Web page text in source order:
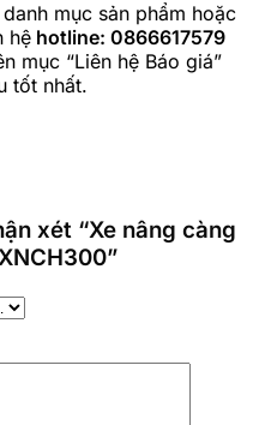
mục sản phẩm hoặc
hệ hotline: 0866617579
mục “Liên hệ Báo giá”
tốt nhất.
xét “Xe nâng càng